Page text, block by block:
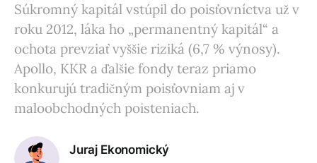
Súkromný kapitál vstúpil do poisťovníctva už v
roku 2012, láka ho „permanentný kapitál“ a
ochota prevziať vyššie riziká (6,7 % výnosy).
Apollo, KKR a ďalšie fondy teraz priamo
konkurujú tradičným poisťovniam aj v
maloobchodných poisteniach.
Juraj Ekonomický